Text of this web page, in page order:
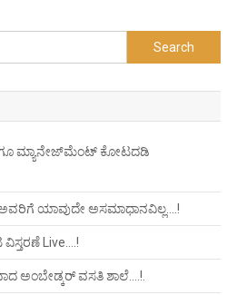
Search
for:
ಮ್ಯಾನೇಜ್‍ಮೆಂಟ್ ಕೋಟದಡಿ
ಅವರಿಗೆ ಯಾವುದೇ ಅಸಮಾಧಾನವಿಲ್ಲ….!
Live….!
ಅಂಬೇಡ್ಕರ್ ವಸತಿ ಶಾಲೆ….!.